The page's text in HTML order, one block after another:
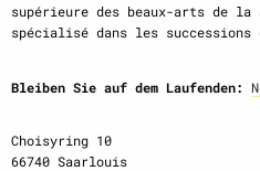
supérieure des beaux-arts de la
spécialisé dans les
Bleiben Sie auf dem Laufenden:
Choisyring 10
66740 Saarlouis